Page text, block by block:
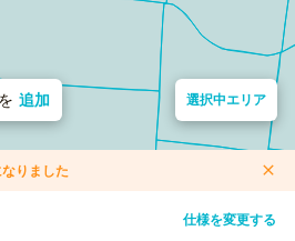
を 追加 選択中エリア
りました
仕様を変更する